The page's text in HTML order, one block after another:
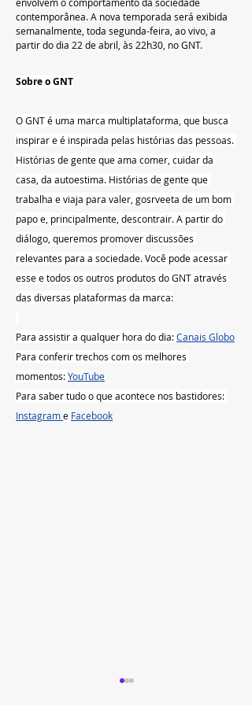
contemporânea. A nova temporada será exibida
semanalmente, toda segunda-feira, ao vivo, a
partir do dia 22 de abril, às 22h30, no GNT.
Sobre o GNT
O GNT é uma marca multiplataforma, que busca
inspirar e é inspirada pelas histórias das pessoas.
Histórias de gente que ama comer, cuidar da
casa, da autoestima. Histórias de gente que
trabalha e viaja para valer, gosrveeta de um bom
papo e, principalmente, descontrair. A partir do
diálogo, queremos promover discussões
relevantes para a sociedade. Você pode acessar
esse e todos os outros produtos do GNT através
das diversas plataformas da marca:
Para assistir a qualquer hora do dia: Canais Globo
Para conferir trechos com os melhores
momentos: YouTube
Para saber tudo o que acontece nos bastidores:
Instagram e Facebook